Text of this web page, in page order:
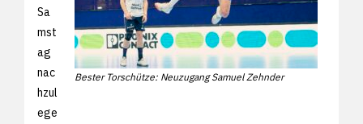
Bester Torschütze: Neuzugang Samuel Zehnder
Sa
mst
ag
nac
hzul
ege